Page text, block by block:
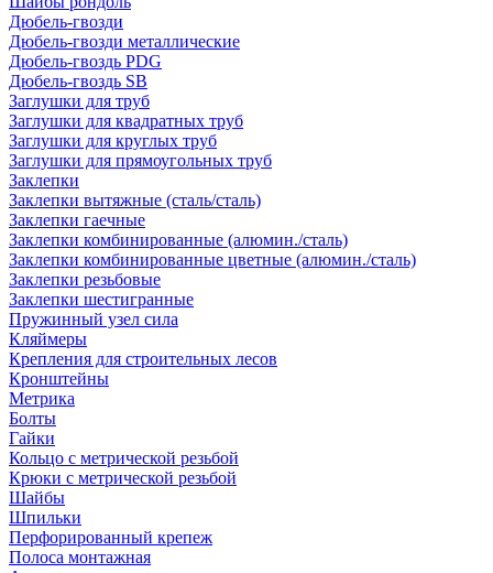
Дюбель-гвозди
Дюбель-гвозди металлические
Дюбель-гвоздь PDG
Дюбель-гвоздь SB
Заглушки для труб
Заглушки для квадратных труб
Заглушки для круглых труб
Заглушки для прямоугольных труб
Заклепки
Заклепки вытяжные (сталь/сталь)
Заклепки гаечные
Заклепки комбинированные (алюмин./сталь)
Заклепки комбинированные цветные (алюмин./сталь)
Заклепки резьбовые
Заклепки шестигранные
Пружинный узел сила
Кляймеры
Крепления для строительных лесов
Кронштейны
Метрика
Болты
Гайки
Кольцо с метрической резьбой
Крюки с метрической резьбой
Шайбы
Шпильки
Перфорированный крепеж
Полоса монтажная